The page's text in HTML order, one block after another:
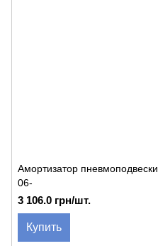
Амортизатор
06-
3 106.0 грн/шт.
Купить